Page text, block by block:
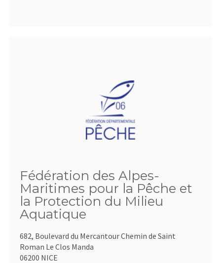
Fédération des Alpes-
Maritimes pour la Pêche et
la Protection du Milieu
Aquatique
682, Boulevard du Mercantour Chemin de Saint
Roman Le Clos Manda
06200 NICE